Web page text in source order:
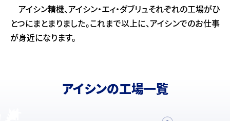
アイシン精機、アイシン・エィ・ダブリュそれぞれの工場がひ
とつにまとまりました。これまで以上に、アイシンでのお仕事
が身近になります。
アイシンの工場一覧